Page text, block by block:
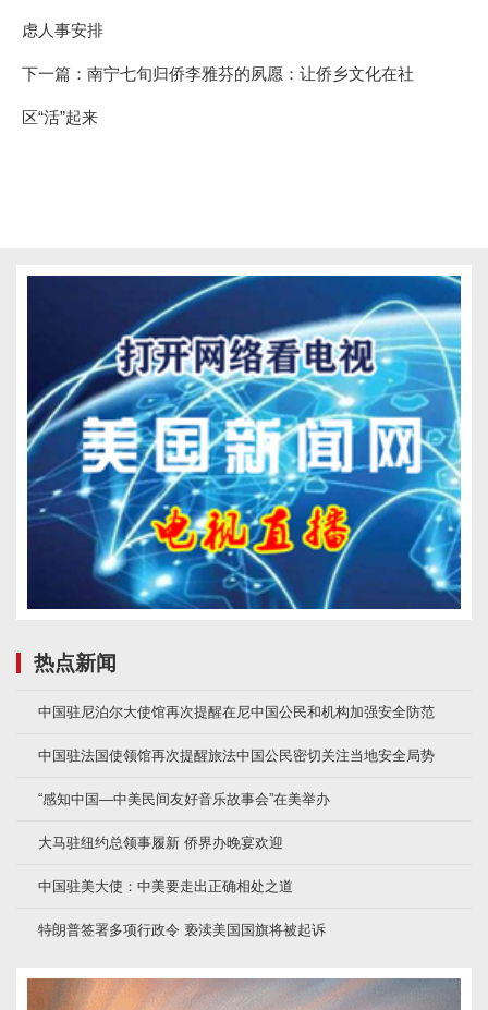
虑人事安排
下一篇： 南宁七旬归侨李雅芬的夙愿：让侨乡文化在社
区“活”起来
热点新闻
中国驻尼泊尔大使馆再次提醒在尼中国公民和机构加强安全防范
中国驻法国使领馆再次提醒旅法中国公民密切关注当地安全局势
“感知中国—中美民间友好音乐故事会”在美举办
大马驻纽约总领事履新 侨界办晚宴欢迎
中国驻美大使：中美要走出正确相处之道
特朗普签署多项行政令 亵渎美国国旗将被起诉